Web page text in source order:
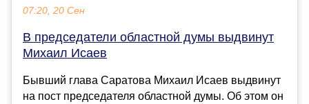
07:20, 20 Сен
В председатели областной думы выдвинут
Михаил Исаев
Бывший глава Саратова Михаил Исаев выдвинут
на пост председателя областной думы. Об этом он